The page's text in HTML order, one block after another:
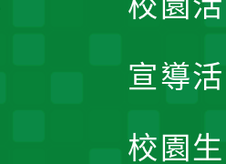
宣導
校園